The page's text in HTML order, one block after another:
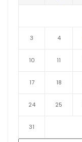
3 4
10 11
17 18
24 25
31